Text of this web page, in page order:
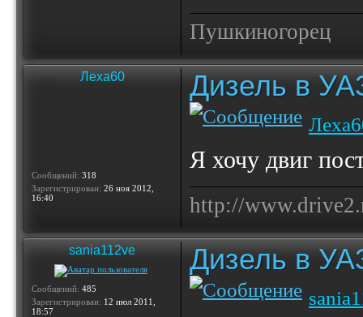
Пушкиногорец
Леха60
Сообщений: 318
Зарегистрирован: 26 ноя 2012,
16:40
Дизель в
Я хочу двиг
http://
sania112ve
Сообщений: 485
Зарегистрирован: 12 июл 2011,
18:57
Дизель в